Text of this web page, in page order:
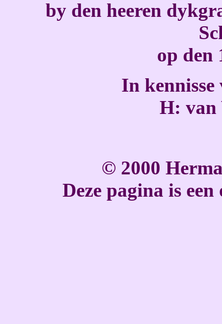
by den heeren
op den
In kennisse
H: van
© 2000
Deze pagina is